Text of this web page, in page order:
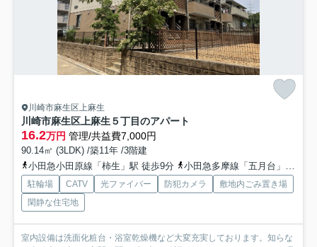
川崎市麻生区上麻生
川崎市麻生区上麻生５丁目のアパート
16.2万円 管理/共益費7,000円
90.14㎡ (3LDK) /築11年 /3階建
小田急小田原線「柿生」駅 徒歩9分
小田急多摩線「五月台」駅 徒歩16分
駐輪場 CATV 光ファイバー 防犯カメラ
敷地内ごみ置き場
閑静な住宅地
室内設備は洗面化粧台・浴室乾燥機など大変充実しております。知らな